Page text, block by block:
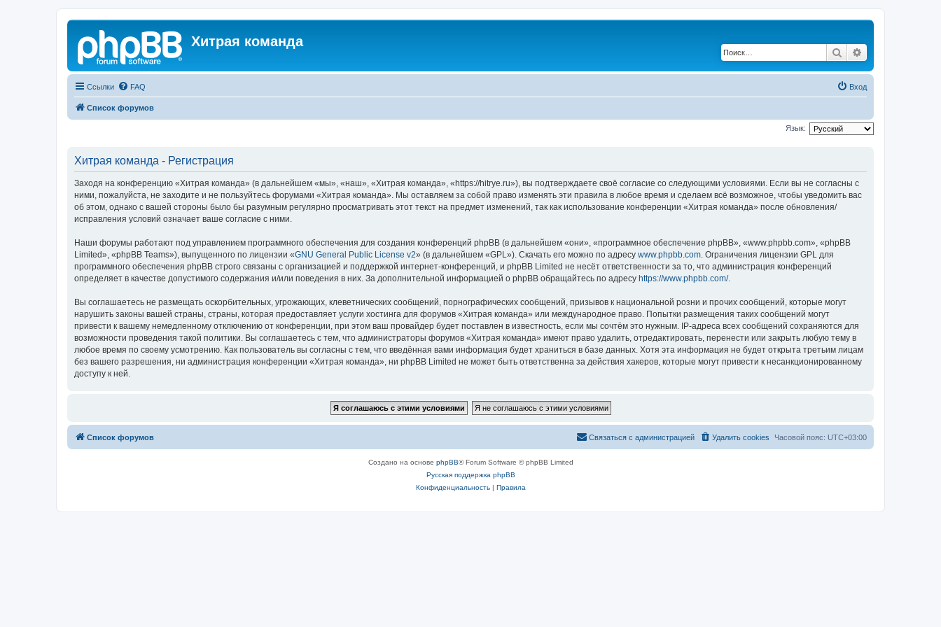
Хитрая команда
Поиск
Ссылки FAQ Вход
Список форумов
Язык:
Хитрая команда - Регистрация
Заходя на конференцию «Хитрая команда» (в дальнейшем «мы», «наш», «Хитрая команда», «https://hitrye.ru»), вы подтверждаете своё согласие со следующими условиями. Если вы не согласны с
ними, пожалуйста, не заходите и не пользуйтесь форумами «Хитрая команда». Мы оставляем за собой право изменять эти правила в любое время и сделаем всё возможное, чтобы уведомить вас
об этом, однако с вашей стороны было бы разумным регулярно просматривать этот текст на предмет изменений, так как использование конференции «Хитрая команда» после обновления/
исправления условий означает ваше согласие с ними.
Наши форумы работают под управлением программного обеспечения для создания конференций phpBB (в дальнейшем «они», «программное обеспечение phpBB», «www.phpbb.com», «phpBB
Limited», «phpBB Teams»), выпущенного по лицензии «GNU General Public License v2» (в дальнейшем «GPL»). Скачать его можно по адресу www.phpbb.com . Ограничения лицензии GPL для
программного обеспечения phpBB строго связаны с организацией и поддержкой интернет-конференций, и phpBB Limited не несёт ответственности за то, что администрация конференций
определяет в качестве допустимого содержания и/или поведения в них. За дополнительной информацией о phpBB обращайтесь по адресу https://www.phpbb.com/.
Вы соглашаетесь не размещать оскорбительных, угрожающих, клеветнических сообщений, порнографических сообщений, призывов к национальной розни и прочих сообщений, которые могут
нарушить законы вашей страны, страны, которая предоставляет услуги хостинга для форумов «Хитрая команда» или международное право. Попытки размещения таких сообщений могут
привести к вашему немедленному отключению от конференции, при этом ваш провайдер будет поставлен в известность, если мы сочтём это нужным. IP-адреса всех сообщений сохраняются для
возможности проведения такой политики. Вы соглашаетесь с тем, что администраторы форумов «Хитрая команда» имеют право удалить, отредактировать, перенести или закрыть любую тему в
любое время по своему усмотрению. Как пользователь вы согласны с тем, что введённая вами информация будет храниться в базе данных. Хотя эта информация не будет открыта третьим лицам
без вашего разрешения, ни администрация конференции «Хитрая команда», ни phpBB Limited не может быть ответственна за действия хакеров, которые могут привести к несанкционированному
доступу к ней.
Список форумов Часовой пояс: UTC+03:00
Удалить cookies
Связаться с администрацией
Создано на основе phpBB® Forum Software © phpBB Limited
Русская поддержка phpBB
Конфиденциальность| Правила